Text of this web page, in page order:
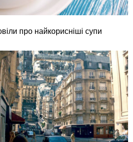
про найкорисніші супи